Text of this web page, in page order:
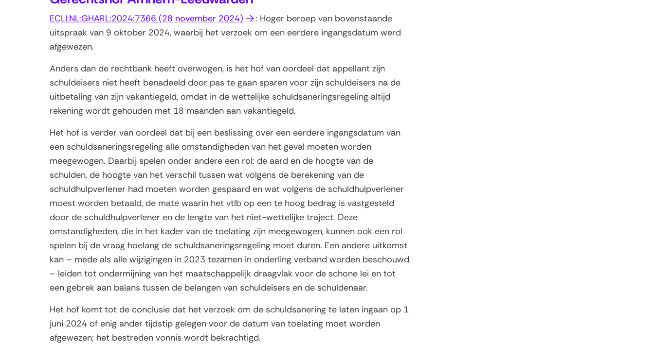
ECLI:NL:GHARL:2024:7366 (28 november 2024) (opent
in
: Hoger beroep van bovenstaande
uitspraak van 9 oktober 2024, waarbij het verzoek om een eerdere ingangsdatum werd
afgewezen.
Anders dan de rechtbank heeft overwogen, is het hof van oordeel dat appellant zijn
schuldeisers niet heeft benadeeld door pas te gaan sparen voor zijn schuldeisers na de
uitbetaling van zijn vakantiegeld, omdat in de wettelijke schuldsaneringsregeling altijd
rekening wordt gehouden met 18 maanden aan vakantiegeld.
Het hof is verder van oordeel dat bij een beslissing over een eerdere ingangsdatum van
een schuldsaneringsregeling alle omstandigheden van het geval moeten worden
meegewogen. Daarbij spelen onder andere een rol: de aard en de hoogte van de
schulden, de hoogte van het verschil tussen wat volgens de berekening van de
schuldhulpverlener had moeten worden gespaard en wat volgens de schuldhulpverlener
moest worden betaald, de mate waarin het vtlb op een te hoog bedrag is vastgesteld
door de schuldhulpverlener en de lengte van het niet-wettelijke traject. Deze
omstandigheden, die in het kader van de toelating zijn meegewogen, kunnen ook een rol
spelen bij de vraag hoelang de schuldsaneringsregeling moet duren. Een andere uitkomst
kan – mede als alle wijzigingen in 2023 tezamen in onderling verband worden beschouwd
– leiden tot ondermijning van het maatschappelijk draagvlak voor de schone lei en tot
een gebrek aan balans tussen de belangen van schuldeisers en de schuldenaar.
Het hof komt tot de conclusie dat het verzoek om de schuldsanering te laten ingaan op 1
juni 2024 of enig ander tijdstip gelegen voor de datum van toelating moet worden
afgewezen; het bestreden vonnis wordt bekrachtigd.